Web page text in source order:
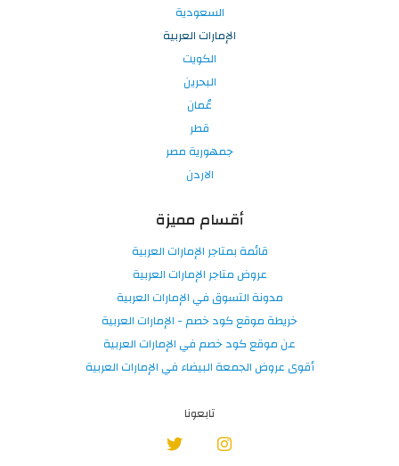
السعودية
الإمارات العربية
الكويت
البحرين
عُمان
قطر
جمهورية مصر
الاردن
أقسام مميزة
قائمة بمتاجر الإمارات العربية
عروض متاجر الإمارات العربية
مدونة التسوق في الإمارات العربية
خريطة موقع كود خصم - الإمارات العربية
عن موقع كود خصم في الإمارات العربية
أقوى عروض الجمعة البيضاء في الإمارات العربية
تابعونا